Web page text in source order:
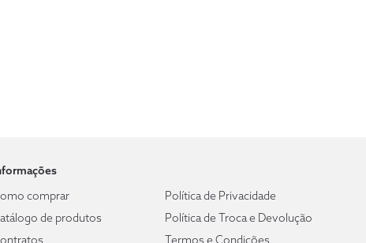
comprar
de produtos
Política de Privacidade
Política de Troca e Devolução
Termos e Condições